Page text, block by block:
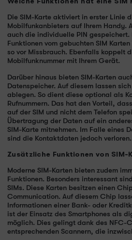
Die SIM-Karte aktiviert in erster Linie
Mobilfunkanbieters auf Ihrem Handy.
auch die individuelle PIN gespeichert.
Funktionen vom gebuchten SIM
so vor Missbrauch. Ebenfalls koppelt
Mobilfunknummer mit Ihrem Gerät.
Darüber hinaus bieten SIM-Karten
Datenspeicher. Auf diesem lassen
ablegen. So dient diese optional als
Rufnummern. Das hat den Vorteil,
auf der SIM und nicht dem Telefon
Übertragung der Daten auf ein
SIM-Karte mitnehmen. Im Falle eines
sind die Kontaktdaten jedoch verloren.
Zusätzliche Funktionen von SIM-
Moderne SIM-Karten bieten zudem
Funktionen. Besonders interessant
SIMs. Diese Karten besitzen einen
Communication. Auf diesem Chip
Informationen einer Bank- oder
ist der Einsatz des Smartphones als
möglich. Dies gelingt dank des NFC-
entsprechenden Scannern, die